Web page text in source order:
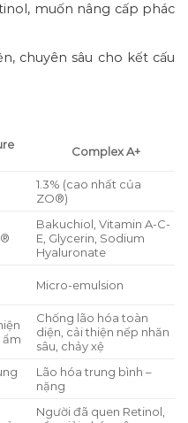
muốn nâng cấp phác
chuyên sâu cho kết cấu
Complex A+
1.3% (cao nhất của
ZO®)
Bakuchiol, Vitamin A-C-
E, Glycerin, Sodium
Hyaluronate
Micro-emulsion
ẩm
Chống lão hóa toàn
diện, cải thiện nếp nhăn
sâu, chảy xệ
Lão hóa trung bình –
nặng
Người đã quen Retinol,